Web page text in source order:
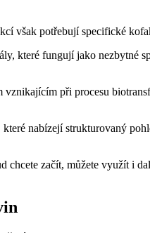
však potřebují specifické
které fungují jako nezbytné
při procesu
nabízejí strukturovaný
chcete začít, můžete využít i